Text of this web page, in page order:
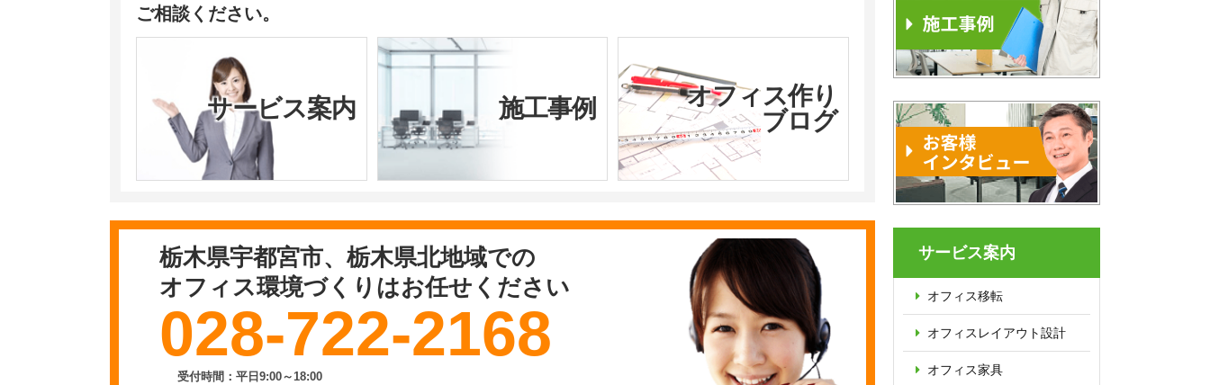
ご相談ください。
サービス案内 施工事例
オフィス作り
ブログ
栃木県宇都宮市、栃木県北地域での
オフィス環境づくりはお任せください
028-722-2168
受付時間：平日9:00～18:00
サービス案内
オフィス移転
オフィス レイアウト設計
オフィス家具